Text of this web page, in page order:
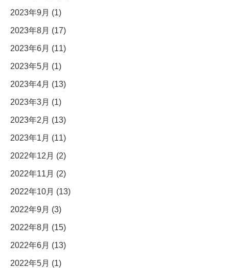
2023年9月 (1)
2023年8月 (17)
2023年6月 (11)
2023年5月 (1)
2023年4月 (13)
2023年3月 (1)
2023年2月 (13)
2023年1月 (11)
2022年12月 (2)
2022年11月 (2)
2022年10月 (13)
2022年9月 (3)
2022年8月 (15)
2022年6月 (13)
2022年5月 (1)